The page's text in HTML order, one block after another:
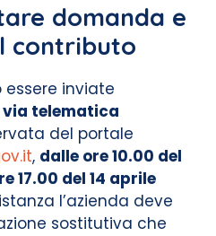
domanda e
contributo
essere inviate
telematica
del portale
, dalle ore 10.00 del
17.00 del 14 aprile
l’azienda deve
sostitutiva che